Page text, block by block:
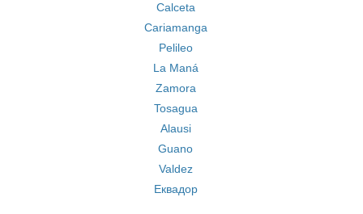
Calceta
Cariamanga
Pelileo
La Maná
Zamora
Tosagua
Alausi
Guano
Valdez
Еквадор